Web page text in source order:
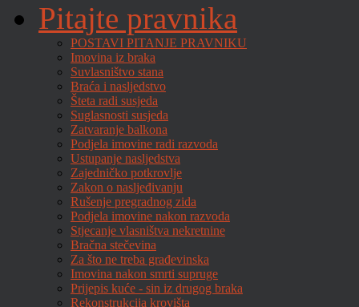
Pitajte pravnika
POSTAVI PITANJE PRAVNIKU
Imovina iz braka
Suvlasništvo stana
Braća i nasljedstvo
Šteta radi susjeda
Suglasnosti susjeda
Zatvaranje balkona
Podjela imovine radi razvoda
Ustupanje nasljedstva
Zajedničko potkrovlje
Zakon o nasljeđivanju
Rušenje pregradnog zida
Podjela imovine nakon razvoda
Stjecanje vlasništva nekretnine
Bračna stečevina
Za što ne treba građevinska
Imovina nakon smrti supruge
Prijepis kuće - sin iz drugog braka
Rekonstrukcija krovišta